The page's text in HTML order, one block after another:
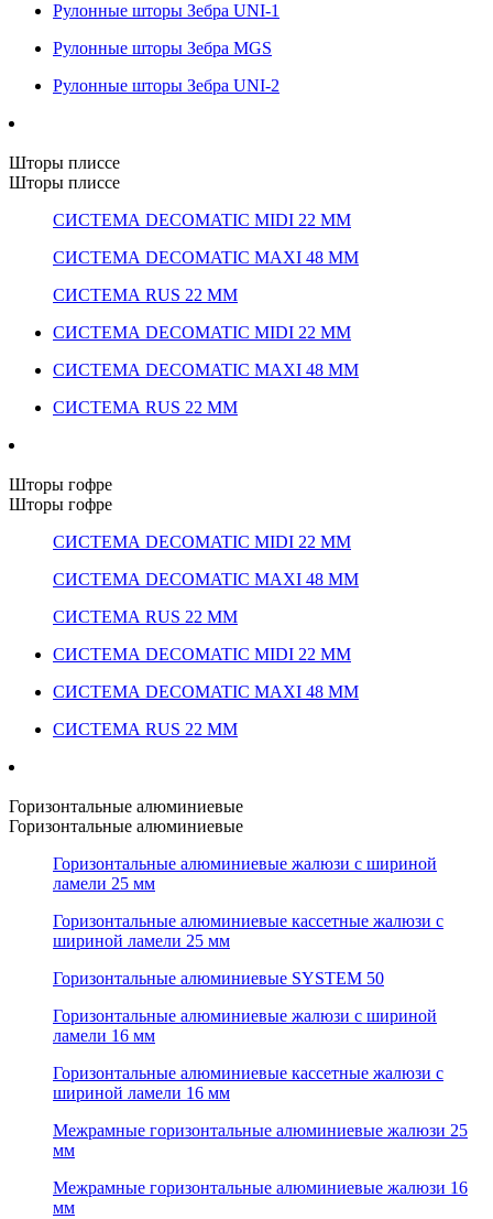
Рулонные шторы Зебра UNI-1
Рулонные шторы Зебра MGS
Рулонные шторы Зебра UNI-2
Шторы плиссе
Шторы плиссе
СИСТЕМА DECOMATIC MIDI 22 ММ
СИСТЕМА DECOMATIC MAXI 48 ММ
СИСТЕМА RUS 22 ММ
СИСТЕМА DECOMATIC MIDI 22 ММ
СИСТЕМА DECOMATIC MAXI 48 ММ
СИСТЕМА RUS 22 ММ
Шторы гофре
Шторы гофре
СИСТЕМА DECOMATIC MIDI 22 ММ
СИСТЕМА DECOMATIC MAXI 48 ММ
СИСТЕМА RUS 22 ММ
СИСТЕМА DECOMATIC MIDI 22 ММ
СИСТЕМА DECOMATIC MAXI 48 ММ
СИСТЕМА RUS 22 ММ
Горизонтальные алюминиевые
Горизонтальные алюминиевые
Горизонтальные алюминиевые жалюзи с шириной
ламели 25 мм
Горизонтальные алюминиевые кассетные жалюзи с
шириной ламели 25 мм
Горизонтальные алюминиевые SYSTEM 50
Горизонтальные алюминиевые жалюзи с шириной
ламели 16 мм
Горизонтальные алюминиевые кассетные жалюзи с
шириной ламели 16 мм
Межрамные горизонтальные алюминиевые жалюзи 25
мм
Межрамные горизонтальные алюминиевые жалюзи 16
мм